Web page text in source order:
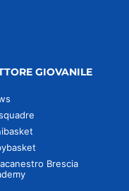
GIOVANILE
Brescia